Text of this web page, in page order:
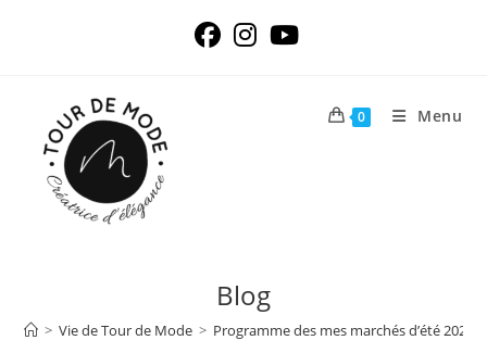
0 Menu
Blog
> Vie de Tour de Mode > Programme des mes marchés d’été 2022